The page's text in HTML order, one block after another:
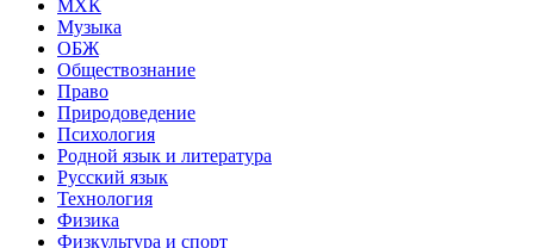
МХК
Музыка
ОБЖ
Обществознание
Право
Природоведение
Психология
Родной язык и литература
Русский язык
Технология
Физика
Физкультура и спорт